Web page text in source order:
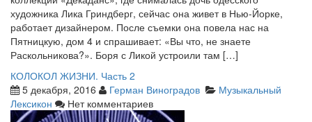
художника Лика Гриндберг, сейчас она живет в Нью-Йорке,
работает дизайнером. После съемки она повела нас на
Пятницкую, дом 4 и спрашивает: «Вы что, не знаете
Раскольникова?». Боря с Ликой устроили там […]
КОЛОКОЛ ЖИЗНИ. Часть 2
5 декабря, 2016
Герман Виноградов
Музыкальный
Лексикон
Нет комментариев